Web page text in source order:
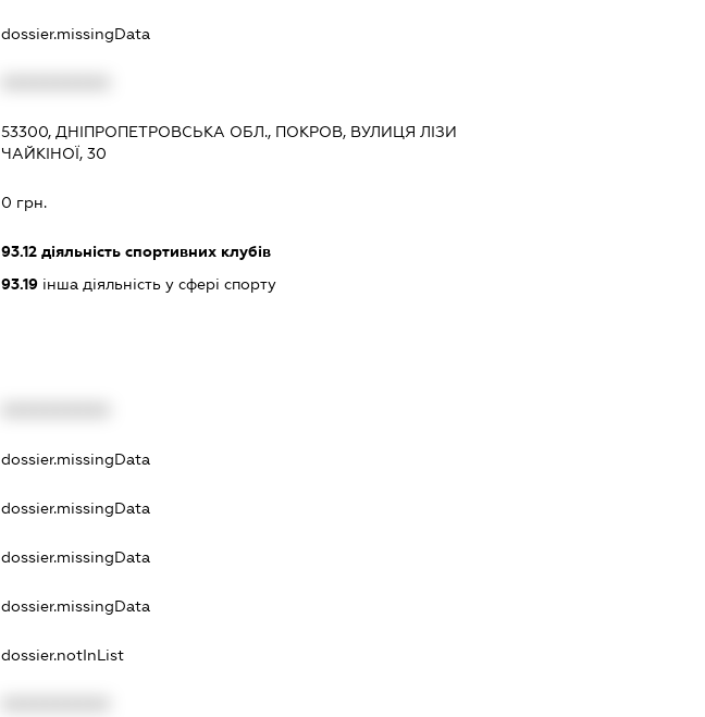
dossier.missingData
53300, ДНІПРОПЕТРОВСЬКА ОБЛ., ПОКРОВ, ВУЛИЦЯ ЛІЗИ
ЧАЙКІНОЇ, 30
0 грн.
93.12 діяльність спортивних клубів
93.19 інша діяльність у сфері спорту
dossier.missingData
dossier.missingData
dossier.missingData
dossier.missingData
dossier.notInList